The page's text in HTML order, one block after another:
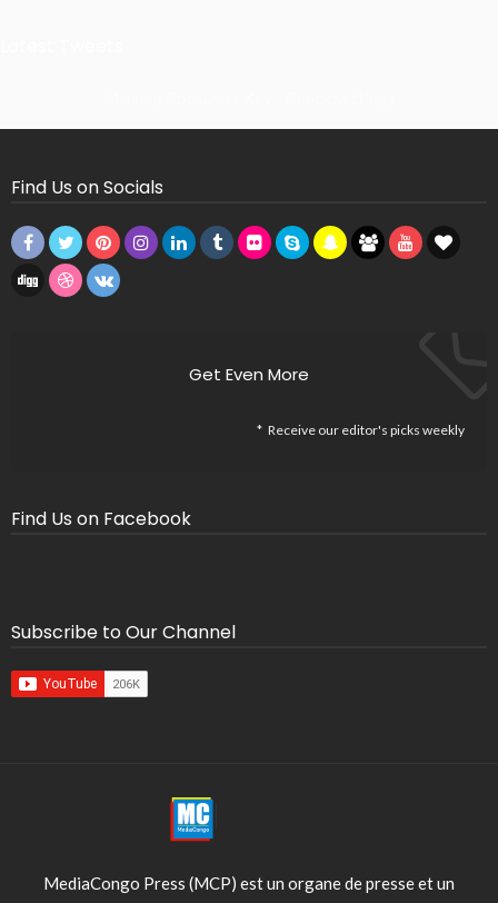
Find Us on Socials
Get Even More
Receive our editor's picks weekly
Find Us on Facebook
Subscribe to Our Channel
MediaCongo Press (MCP) est un organe de presse et un